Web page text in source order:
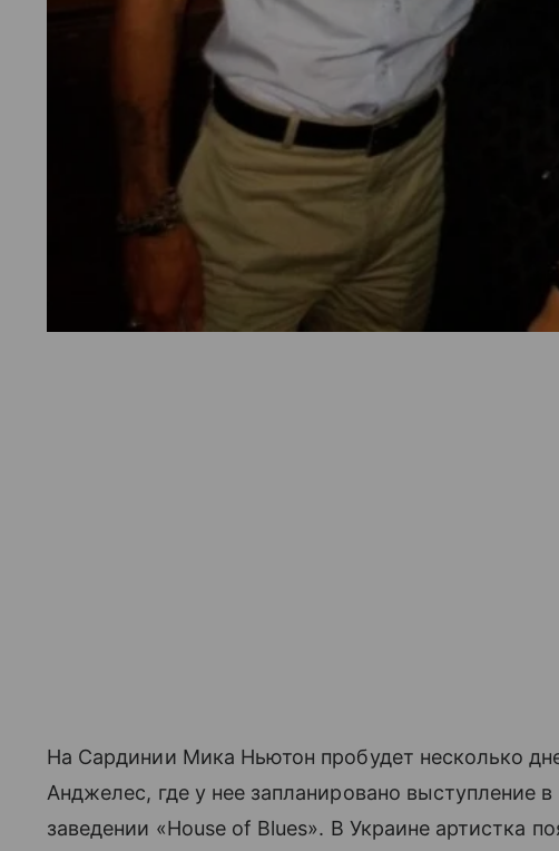
На Сардинии Мика Ньютон пробудет несколько
Анджелес, где у нее запланировано выступление
заведении «House of Blues». В Украине артистка